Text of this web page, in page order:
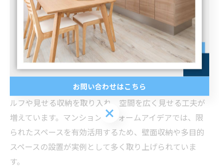
イン術が多く注目されています。例えば、グレーやベー
ジュなどのニュートラルカラーを基調とした内装や、カ
フェ風キッチン、北欧テイストのリビングなどが人気で
す。これらの流行デザインは、シンプルながらもおしゃ
れな雰囲気を演出できます。
また、リフォーム収納アイデアとしては、オープンシェ
ルフや見せる収納を取り入れ、空間を広く見せる工夫が
増えています。マンションリフォームアイデアでは、限
られたスペースを有効活用するため、壁面収納や多目的
スペースの設置が実例として多く取り上げられていま
す。
お問い合わせはこちら
お問い合わせはこちら